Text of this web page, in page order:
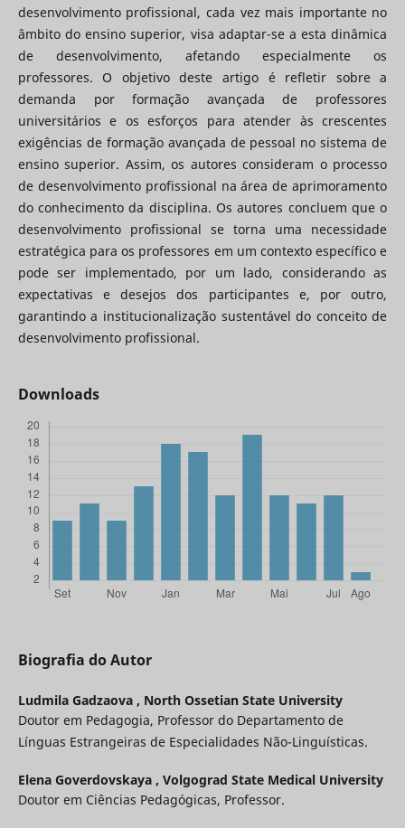
desenvolvimento profissional, cada vez mais importante no
âmbito do ensino superior, visa adaptar-se a esta dinâmica
de desenvolvimento, afetando especialmente os
professores. O objetivo deste artigo é refletir sobre a
demanda por formação avançada de professores
universitários e os esforços para atender às crescentes
exigências de formação avançada de pessoal no sistema de
ensino superior. Assim, os autores consideram o processo
de desenvolvimento profissional na área de aprimoramento
do conhecimento da disciplina. Os autores concluem que o
desenvolvimento profissional se torna uma necessidade
estratégica para os professores em um contexto específico e
pode ser implementado, por um lado, considerando as
expectativas e desejos dos participantes e, por outro,
garantindo a institucionalização sustentável do conceito de
desenvolvimento profissional.
Downloads
Biografia do Autor
Ludmila Gadzaova , North Ossetian State University
Doutor em Pedagogia, Professor do Departamento de
Línguas Estrangeiras de Especialidades Não-Linguísticas.
Elena Goverdovskaya , Volgograd State Medical University
Doutor em Ciências Pedagógicas, Professor.